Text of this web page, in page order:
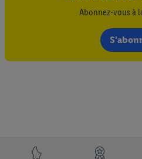
Abonnez-vous à
Élément du pied de page avec